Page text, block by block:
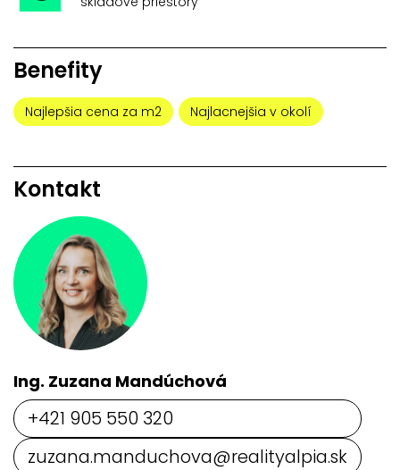
Benefity
Najlepšia cena za m2 Najlacnejšia v okolí
Kontakt
Ing. Zuzana Mandúchová
+421 905 550 320
zuzana.manduchova@realityalpia.sk